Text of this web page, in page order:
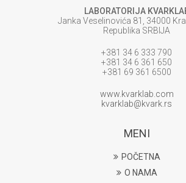
LABORATORIJA
Janka Veselinovića 81, 34000
Republika SRBIJA
+381 34 6 333 790
+381 34 6 361 650
+381 69 361 6500
www.kvarklab.com
kvarklab@kvark.rs
MENI
POČETNA
O NAMA